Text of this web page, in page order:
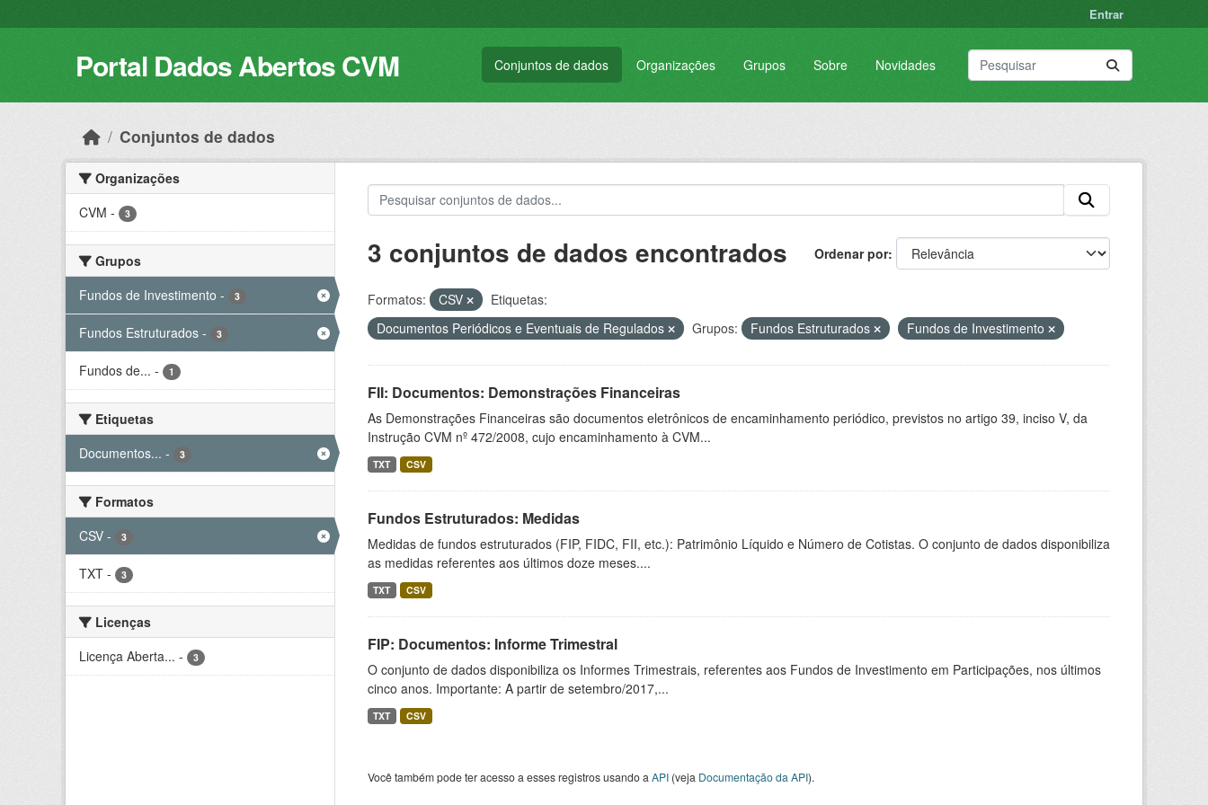
Entrar
Portal Dados Abertos CVM Conjuntos de dados Organizações Grupos Sobre Novidades
Conjuntos de dados
Organizações
CVM - 3
Grupos
Fundos de Investimento - 3
Fundos Estruturados - 3
Fundos de... - 1
Etiquetas
Documentos... - 3
Formatos
CSV - 3
TXT - 3
Licenças
Licença Aberta... - 3
Ordenar por
3 conjuntos de dados encontrados
Formatos: CSV
Etiquetas:
Documentos Periódicos e Eventuais de Regulados
Grupos: Fundos Estruturados Fundos de Investimento
FII: Documentos: Demonstrações Financeiras
As Demonstrações Financeiras são documentos eletrônicos de encaminhamento periódico, previstos no artigo 39, inciso V, da
Instrução CVM nº 472/2008, cujo encaminhamento à CVM...
TXT CSV
Fundos Estruturados: Medidas
Medidas de fundos estruturados (FIP, FIDC, FII, etc.): Patrimônio Líquido e Número de Cotistas. O conjunto de dados disponibiliza
as medidas referentes aos últimos doze meses....
TXT CSV
FIP: Documentos: Informe Trimestral
O conjunto de dados disponibiliza os Informes Trimestrais, referentes aos Fundos de Investimento em Participações, nos últimos
cinco anos. Importante: A partir de setembro/2017,...
TXT CSV
Você também pode ter acesso a esses registros usando a API(veja Documentação da API).